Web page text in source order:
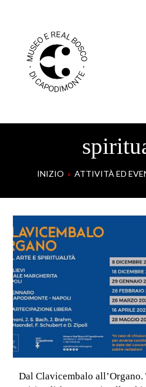
INIZIO » ATTIVITÀ ED
Dal Clavicembalo all’Organo.